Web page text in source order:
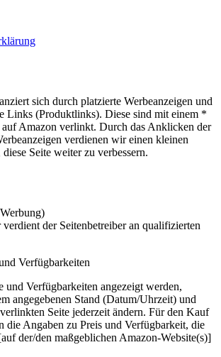
sich durch platzierte Werbeanzeigen und
Links (Produktlinks). Diese sind mit einem *
Amazon verlinkt. Durch das Anklicken der
verdienen wir einen kleinen
Seite weiter zu verbessern.
der Seitenbetreiber an qualifizierten
Verfügbarkeiten
und Verfügbarkeiten angezeigt werden,
angegebenen Stand (Datum/Uhrzeit) und
Seite jederzeit ändern. Für den Kauf
die Angaben zu Preis und Verfügbarkeit, die
der/den maßgeblichen Amazon-Website(s)]